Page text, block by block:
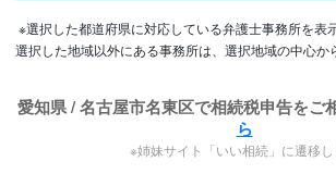
※選択した都道府県に対応している弁護士事務所を表
選択した地域以外にある事務所は、選択地域の中心か
愛知県 / 名古屋市名東区で相続税申告をご
ら
※姉妹サイト「いい相続」に遷移